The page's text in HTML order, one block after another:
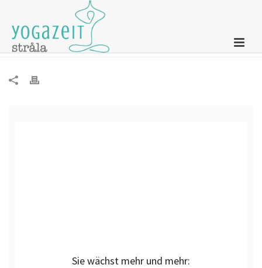
Newsletter – 10. November 2021
Sie wächst mehr und mehr: